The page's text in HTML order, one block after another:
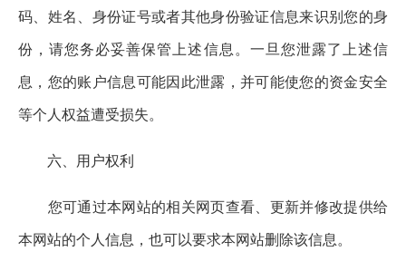
码、姓名、身份证号或者其他身份验证信息来识别您的身
份，请您务必妥善保管上述信息。一旦您泄露了上述信
息，您的账户信息可能因此泄露，并可能使您的资金安全
等个人权益遭受损失。
六、用户权利
您可通过本网站的相关网页查看、更新并修改提供给
本网站的个人信息，也可以要求本网站删除该信息。